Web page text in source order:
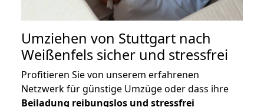
Umziehen von Stuttgart nach
Weißenfels sicher und stressfrei
Profitieren Sie von unserem erfahrenen
Netzwerk für günstige Umzüge oder dass ihre
Beiladung reibungslos und stressfrei